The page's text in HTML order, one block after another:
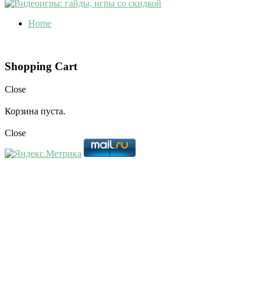
Home
Shopping Cart
Close
Корзина пуста.
Close